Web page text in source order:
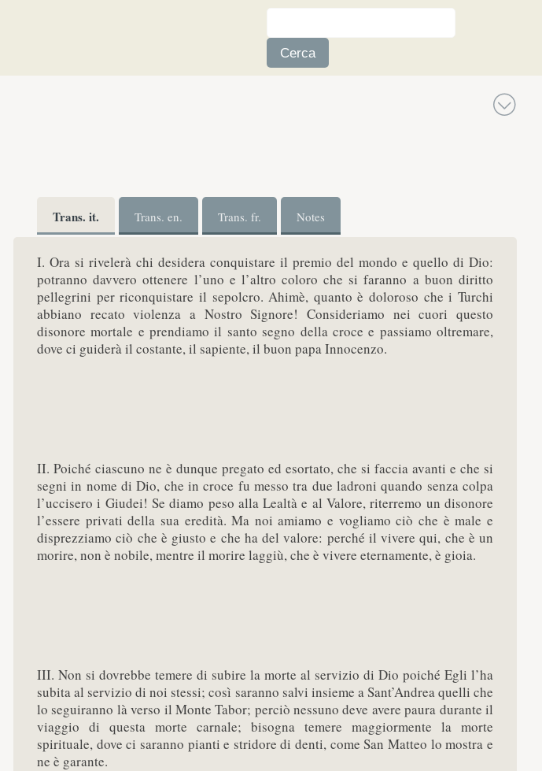
Trans. it. Trans. en. Trans. fr. Notes
I. Ora si rivelerà chi desidera conquistare il premio del mondo e quello di Dio:
potranno davvero ottenere l’uno e l’altro coloro che si faranno a buon diritto
pellegrini per riconquistare il sepolcro. Ahimè, quanto è doloroso che i Turchi
abbiano recato violenza a Nostro Signore! Consideriamo nei cuori questo
disonore mortale e prendiamo il santo segno della croce e passiamo oltremare,
dove ci guiderà il costante, il sapiente, il buon papa Innocenzo.
II. Poiché ciascuno ne è dunque pregato ed esortato, che si faccia avanti e che si
segni in nome di Dio, che in croce fu messo tra due ladroni quando senza colpa
l’uccisero i Giudei! Se diamo peso alla Lealtà e al Valore, riterremo un disonore
l’essere privati della sua eredità. Ma noi amiamo e vogliamo ciò che è male e
disprezziamo ciò che è giusto e che ha del valore: perché il vivere qui, che è un
morire, non è nobile, mentre il morire laggiù, che è vivere eternamente, è gioia.
III. Non si dovrebbe temere di subire la morte al servizio di Dio poiché Egli l’ha
subita al servizio di noi stessi; così saranno salvi insieme a Sant’Andrea quelli che
lo seguiranno là verso il Monte Tabor; perciò nessuno deve avere paura durante il
viaggio di questa morte carnale; bisogna temere maggiormente la morte
spirituale, dove ci saranno pianti e stridore di denti, come San Matteo lo mostra e
ne è garante.